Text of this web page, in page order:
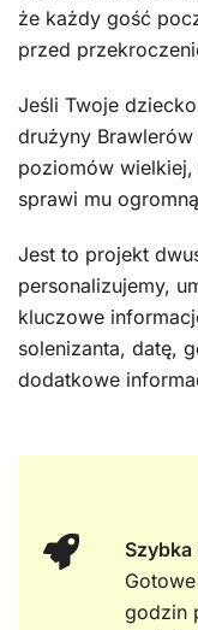
że każdy gość
przed
Jeśli Twoje
drużyny
poziomów
sprawi mu
Jest to projekt
personalizujemy,
kluczowe
solenizanta, datę,
dodatkowe
Szybka
godzin